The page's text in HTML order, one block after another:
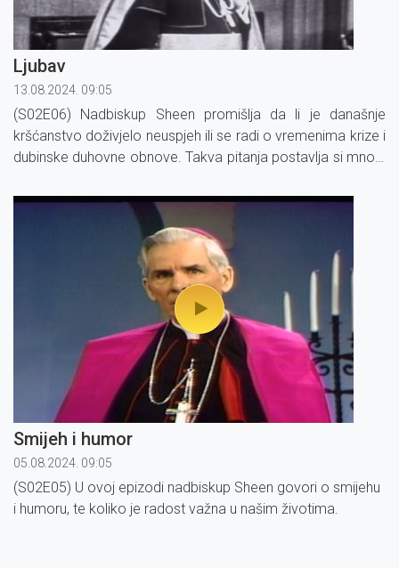
Ljubav
13.08.2024. 09:05
(S02E06) Nadbiskup Sheen promišlja da li je današnje
kršćanstvo doživjelo neuspjeh ili se radi o vremenima krize i
dubinske duhovne obnove. Takva pitanja postavlja si mnogi
emisiji.
Smijeh i humor
05.08.2024. 09:05
(S02E05) U ovoj epizodi nadbiskup Sheen govori o smijehu
i humoru, te koliko je radost važna u našim životima.